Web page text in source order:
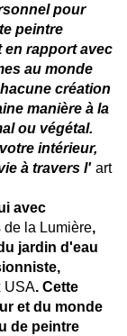
pour
peintre
en rapport avec
au monde
création
manière à la
ou végétal.
intérieur,
à travers l' art
avec
de la Lumière,
jardin d'eau
USA. Cette
et du monde
de peintre